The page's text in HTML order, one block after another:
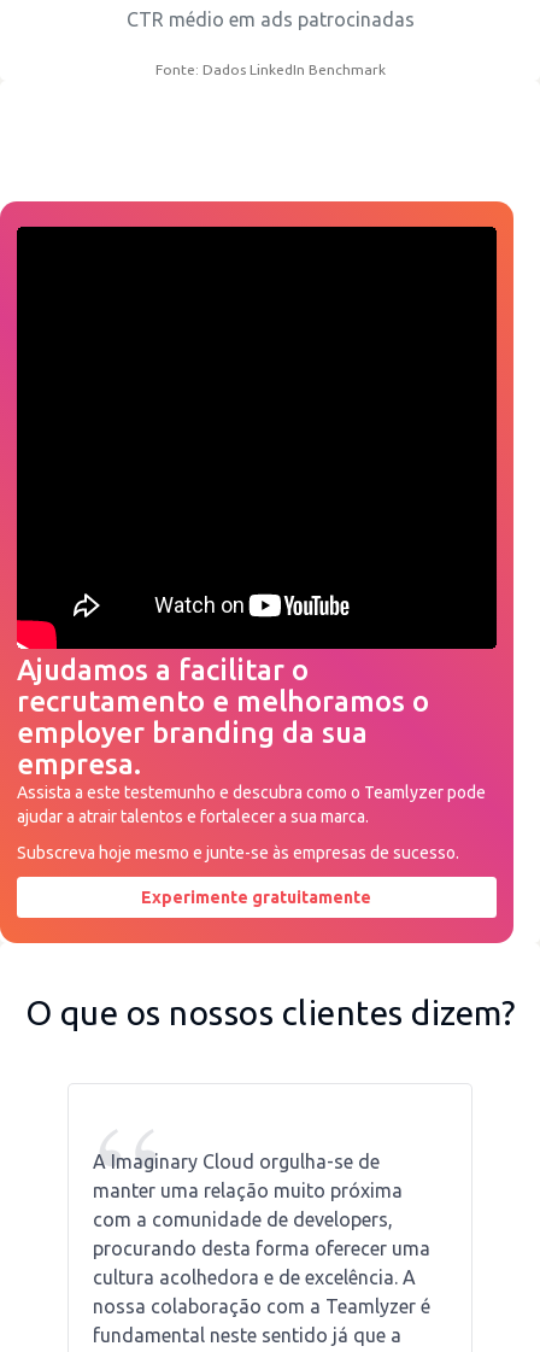
Peça uma demonstração agora
CTR médio em ads patrocinadas
Fonte: Dados LinkedIn Benchmark
Ajudamos a facilitar o
recrutamento e melhoramos o
employer branding da sua
empresa.
Assista a este testemunho e descubra como o Teamlyzer pode
ajudar a atrair talentos e fortalecer a sua marca.
Subscreva hoje mesmo e junte-se às empresas de sucesso.
Experimente gratuitamente
O que os nossos clientes dizem?
“
A Imaginary Cloud orgulha-se de
manter uma relação muito próxima
com a comunidade de developers,
procurando desta forma oferecer uma
cultura acolhedora e de excelência. A
nossa colaboração com a Teamlyzer é
fundamental neste sentido já que a